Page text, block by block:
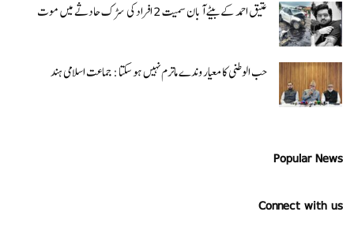
عتیق احمد کے بیٹے آبان سمیت 2 افراد کی سڑک حادثے میں موت
حب الوطنی کا معیار وندے ماترم نہیں ہو سکتا : جماعت اسلامی ہند
Popular News
Connect with us